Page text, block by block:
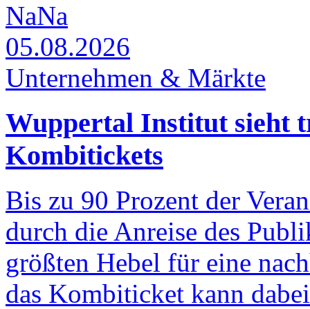
NaNa
05.08.2026
Unternehmen & Märkte
Wuppertal Institut sieht
Kombitickets
Bis zu 90 Prozent der
durch die Anreise des
größten Hebel für eine
das Kombiticket kann